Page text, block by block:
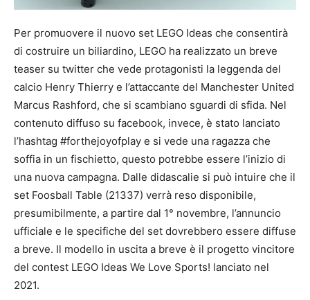
Per promuovere il nuovo set LEGO Ideas che consentirà
di costruire un biliardino, LEGO ha realizzato un breve
teaser su twitter che vede protagonisti la leggenda del
calcio Henry Thierry e l’attaccante del Manchester United
Marcus Rashford, che si scambiano sguardi di sfida. Nel
contenuto diffuso su facebook, invece, è stato lanciato
l’hashtag #forthejoyofplay e si vede una ragazza che
soffia in un fischietto, questo potrebbe essere l’inizio di
una nuova campagna. Dalle didascalie si può intuire che il
set Foosball Table (21337) verrà reso disponibile,
presumibilmente, a partire dal 1° novembre, l’annuncio
ufficiale e le specifiche del set dovrebbero essere diffuse
a breve. Il modello in uscita a breve è il progetto vincitore
del contest LEGO Ideas We Love Sports! lanciato nel
2021.